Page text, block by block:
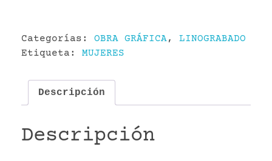
Categorías: OBRA GRÁFICA, LINOGRABADO
Etiqueta: MUJERES
Descripción
Descripción